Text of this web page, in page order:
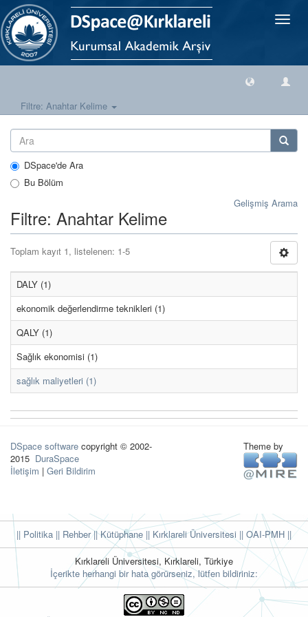
Geçiş
Filtre: Anahtar Kelime
DSpace'de Ara
Bu Bölüm
Gelişmiş Arama
Filtre: Anahtar Kelime
Toplam kayıt 1, listelenen: 1-5
DALY (1)
ekonomik değerlendirme teknikleri (1)
QALY (1)
Sağlık ekonomisi (1)
sağlık maliyetleri (1)
DSpace software copyright © 2002-
2015 DuraSpace
İletişim | Geri Bildirim
Theme by
|| Politika || Rehber|| Kütüphane || Kırklareli Üniversitesi || OAI-PMH ||
Kırklareli Üniversitesi, Kırklareli, Türkiye
İçerikte herhangi bir hata görürseniz, lütfen bildiriniz: